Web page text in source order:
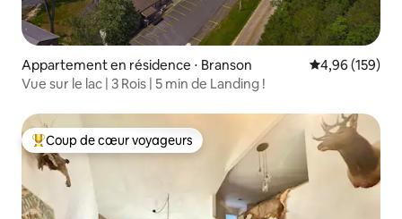
Appartement en résidence ⋅ Branson Évaluation
4,96 (159)
Vue sur le lac | 3 Rois | 5 min de Landing !
Coups de cœur voyageurs les plus appréciés
Coup de cœur voyageurs